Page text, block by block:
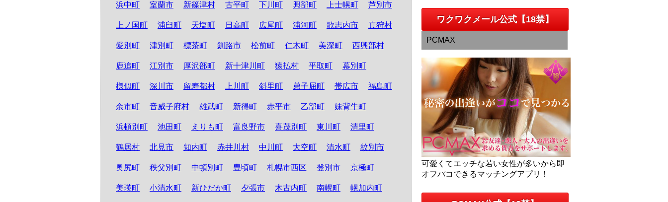
浜中町
室蘭市 新篠津村 古平町 下川町 興部町 上士幌町 芦別市
上ノ国町 浦臼町 天塩町 日高町 広尾町 浦河町 歌志内市 真狩村
愛別町 津別町 標茶町 釧路市 松前町 仁木町 美深町 西興部村
鹿追町 江別市 厚沢部町 新十津川町 猿払村 平取町 幕別町
様似町 深川市 留寿都村 上川町 斜里町 弟子屈町 帯広市 福島町
余市町 音威子府村 雄武町 新得町 赤平市 乙部町 妹背牛町
浜頓別町 池田町 えりも町 富良野市 喜茂別町 東川町 清里町
鶴居村 北見市 知内町 赤井川村 中川町 大空町 清水町 紋別市
奥尻町 秩父別町 中頓別町 豊頃町 札幌市西区 登別市 京極町
美瑛町 小清水町 新ひだか町 夕張市 木古内町 南幌町 幌加内町
ワクワクメール公式【18禁】
PCMAX
可愛くてエッチな若い女性が多いから即
オフパコできるマッチングアプリ！